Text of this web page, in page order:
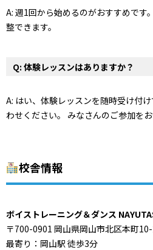
A: 週1回から始めるのがおすすめです
整できます。
Q: 体験レッスンはありますか？
A: はい、体験レッスンを随時受け付
わせください。 みなさんのご参加を
校舎情報
ボイストレーニング＆ダンス
〒700-0901 岡山県岡山市北区本町
最寄り：岡山駅 徒歩3分